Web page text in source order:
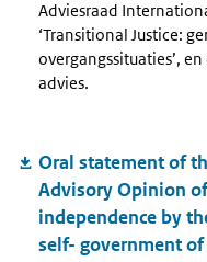
Adviesraad
‘Transitional Justice:
overgangssituaties’,
advies.
Oral statement of
Advisory Opinion
independence by
self- government